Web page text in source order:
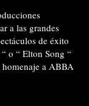
a las grandes
de éxito
o “ Elton Song “
homenaje a ABBA